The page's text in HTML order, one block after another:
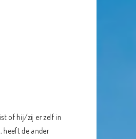
of hij/zij er zelf in
heeft de ander